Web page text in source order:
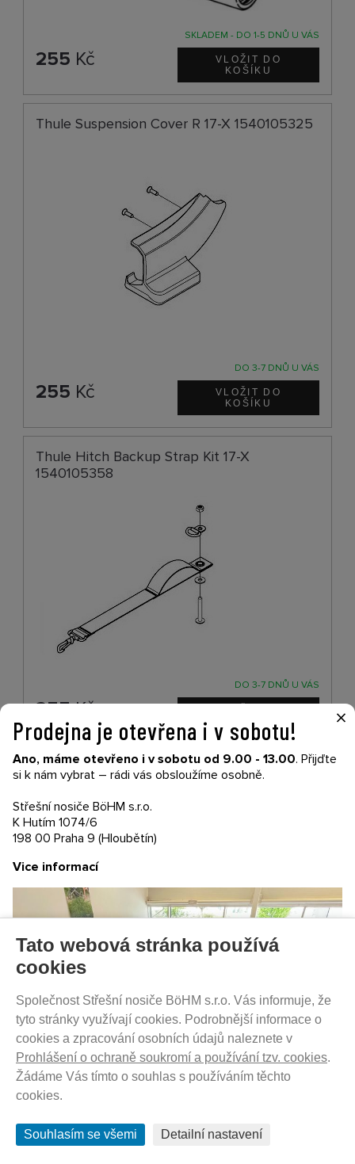
SKLADEM - DO 1-5 DNŮ U VÁS
255 Kč
Thule Suspension Cover R 17-X 1540105325
DO 3-7 DNŮ U VÁS
255 Kč
Thule Hitch Backup Strap Kit 17-X
1540105358
DO 3-7 DNŮ U VÁS
255Kč
CH5 Replacement Kit 17-X - Thule Chariot
255Kč
Thule Sunshade Double - Black 54647
Tato webová stránka používá
cookies
Společnost Střešní nosiče BöHM s.r.o. Vás informuje, že
tyto stránky využívají cookies. Podrobnější informace o
cookies a zpracování osobních údajů naleznete v
Prohlášení o ochraně soukromí a používání tzv. cookies.
Žádáme Vás tímto o souhlas s používáním těchto
cookies.
Souhlasím se všemi Detailní nastavení
×
Prodejna je otevřena i v sobotu!
Ano, máme otevřeno i v sobotu od 9.00 - 13.00. Přijďte
si k nám vybrat – rádi vás obsloužíme osobně.
Střešní nosiče BöHM s.r.o.
K Hutím 1074/6
198 00 Praha 9 (Hloubětín)
Vice informací